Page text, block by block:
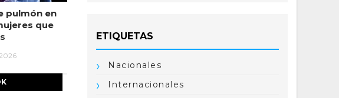
pulmón en
que
ETIQUETAS
Nacionales
Internacionales